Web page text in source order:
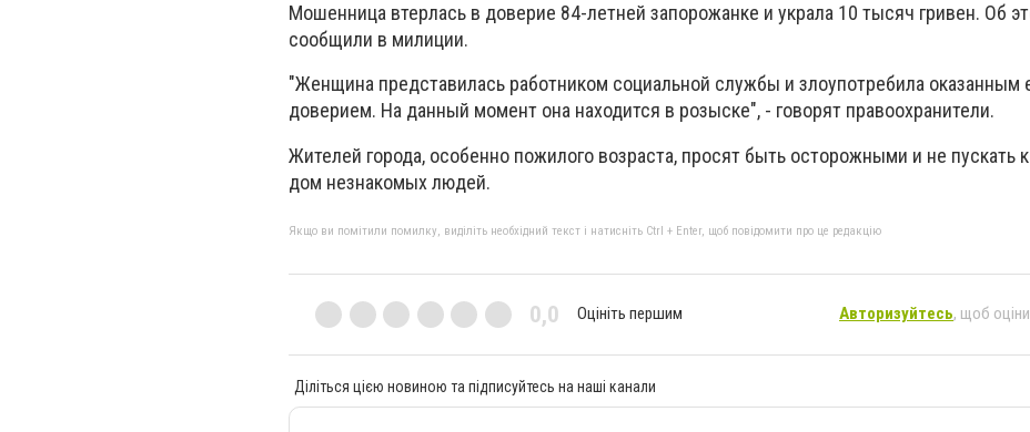
Мошенница втерлась в доверие 84-летней запорожанке и украла 10 тысяч гривен. Об
сообщили в милиции.
"Женщина представилась работником социальной службы и злоупотребила оказанным
доверием. На данный момент она находится в розыске", - говорят правоохранители.
Жителей города, особенно пожилого возраста, просят быть осторожными и не пускать
дом незнакомых людей.
Якщо ви помітили помилку, виділіть необхідний текст і натисніть Ctrl + Enter, щоб повідомити про це редакцію
0,0 Оцініть першим Авторизуйтесь, щоб
Діліться цією новиною та підписуйтесь на наші канали